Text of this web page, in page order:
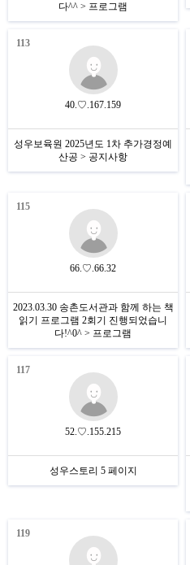
다^^ > 프로그램
113
40.♡.167.159
성우보육원 2025년도 1차 추가경정예
산공 > 공지사항
115
66.♡.66.32
2023.03.30 송촌도서관과 함께 하는 책
읽기 프로그램 2회기 진행되었습니
다!^0^ > 프로그램
117
52.♡.155.215
성우스토리 5 페이지
119